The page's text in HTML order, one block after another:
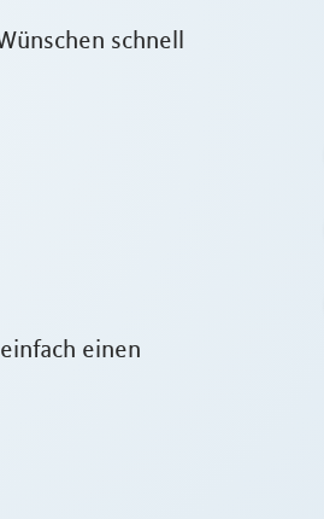
schnell
einen